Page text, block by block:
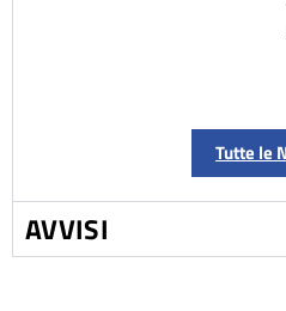
Tutte le
AVVISI